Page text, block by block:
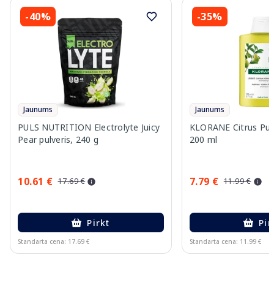
-40%
Jaunums
PULS NUTRITION Electrolyte Juicy
Pear pulveris, 240 g
10.61 € 17.69 €
Pirkt
Standarta cena: 17.69 €
-35%
Jaunums
KLORANE Citrus
200 ml
7.79 € 11.99 €
Standarta cena: 11.99 €